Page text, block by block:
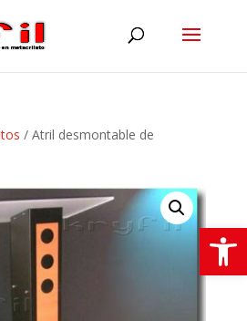
/ Atril desmontable de